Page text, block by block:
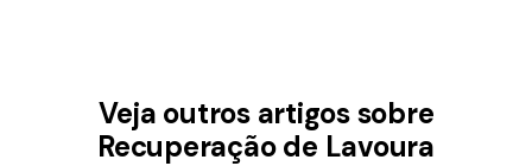
Veja outros artigos sobre
Recuperação de Lavoura